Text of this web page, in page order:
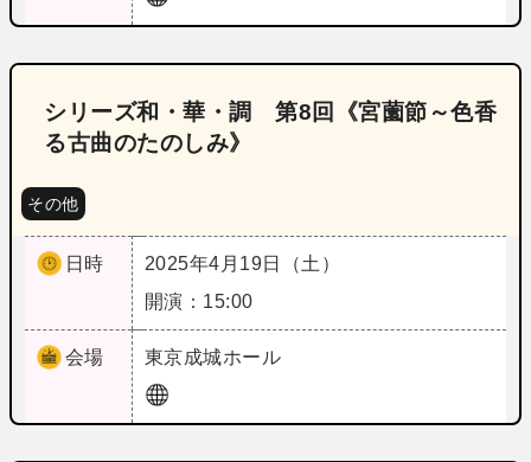
シリーズ和・華・調 第8回《宮薗節～色香
る古曲のたのしみ》
その他
日時
2025年4月19日（土）
開演：15:00
会場 東京成城ホール